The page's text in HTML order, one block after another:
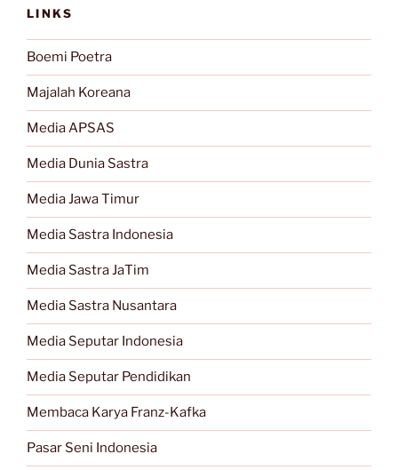
LINKS
Boemi Poetra
Majalah Koreana
Media APSAS
Media Dunia Sastra
Media Jawa Timur
Media Sastra Indonesia
Media Sastra JaTim
Media Sastra Nusantara
Media Seputar Indonesia
Media Seputar Pendidikan
Membaca Karya Franz-Kafka
Pasar Seni Indonesia